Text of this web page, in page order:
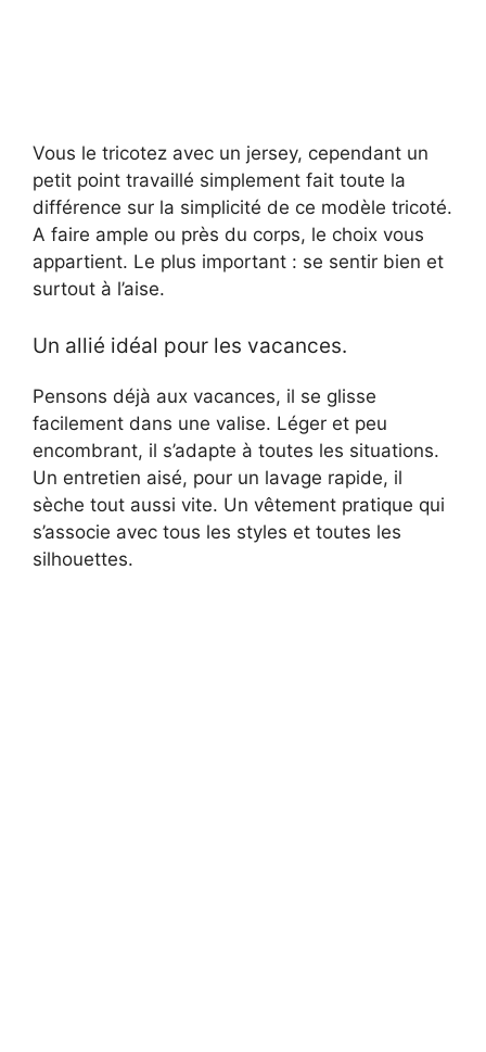
Vous le tricotez avec un jersey, cependant un
petit point travaillé simplement fait toute la
différence sur la simplicité de ce modèle tricoté.
A faire ample ou près du corps, le choix vous
appartient. Le plus important : se sentir bien et
surtout à l’aise.
Un allié idéal pour les vacances.
Pensons déjà aux vacances, il se glisse
facilement dans une valise. Léger et peu
encombrant, il s’adapte à toutes les situations.
Un entretien aisé, pour un lavage rapide, il
sèche tout aussi vite. Un vêtement pratique qui
s’associe avec tous les styles et toutes les
silhouettes.